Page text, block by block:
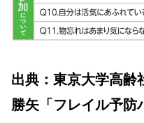
出典：東京大学高齢
勝矢「フレイル予防